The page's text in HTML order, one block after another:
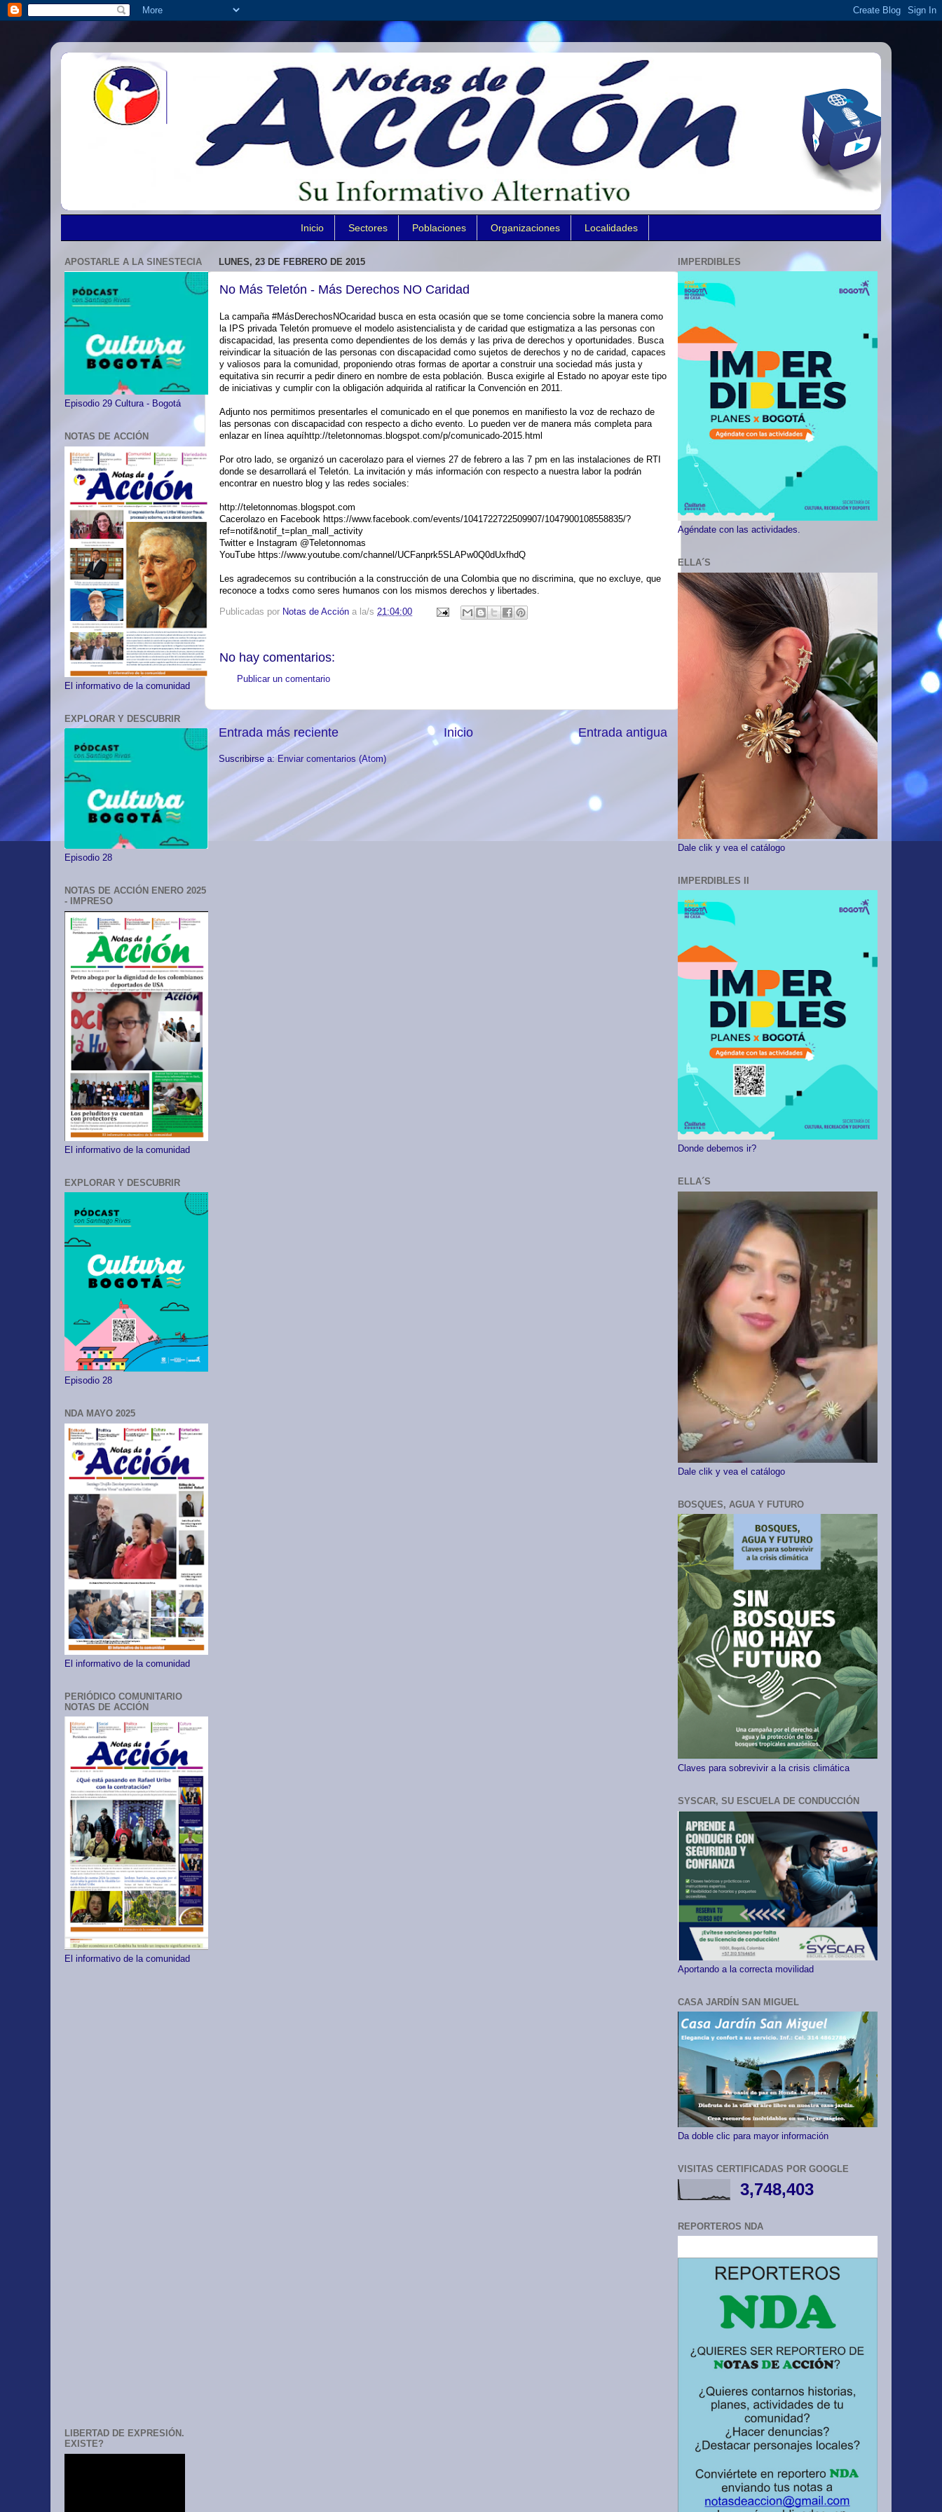
Inicio Sectores Poblaciones Organizaciones Localidades
LUNES, 23 DE FEBRERO DE 2015
No Más Teletón - Más Derechos NO Caridad
La campaña #MásDerechosNOcaridad busca en esta ocasión que se tome conciencia sobre la manera como
la IPS privada Teletón promueve el modelo asistencialista y de caridad que estigmatiza a las personas con
discapacidad, las presenta como dependientes de los demás y las priva de derechos y oportunidades. Busca
reivindicar la situación de las personas con discapacidad como sujetos de derechos y no de caridad, capaces
y valiosos para la comunidad, proponiendo otras formas de aportar a construir una sociedad más justa y
equitativa sin recurrir a pedir dinero en nombre de esta población. Busca exigirle al Estado no apoyar este tipo
de iniciativas y cumplir con la obligación adquirida al ratificar la Convención en 2011.
Adjunto nos permitimos presentarles el comunicado en el que ponemos en manifiesto la voz de rechazo de
las personas con discapacidad con respecto a dicho evento. Lo pueden ver de manera más completa para
enlazar en línea aquíhttp://teletonnomas.blogspot.com/p/comunicado-2015.html
Por otro lado, se organizó un cacerolazo para el viernes 27 de febrero a las 7 pm en las instalaciones de RTI
donde se desarrollará el Teletón. La invitación y más información con respecto a nuestra labor la podrán
encontrar en nuestro blog y las redes sociales:
http://teletonnomas.blogspot.com
Cacerolazo en Facebook https://www.facebook.com/events/1041722722509907/1047900108558835/?
ref=notif&notif_t=plan_ mall_activity
Twitter e Instagram @Teletonnomas
YouTube https://www.youtube.com/channe l/UCFanprk5SLAPw0Q0dUxfhdQ
Les agradecemos su contribución a la construcción de una Colombia que no discrimina, que no excluye, que
reconoce a todxs como seres humanos con los mismos derechos y libertades.
Publicadas por Notas de Acción a la/s 21:04:00
No hay comentarios:
Publicar un comentario
Entrada más reciente Entrada antigua
Inicio
Suscribirse a:Enviar comentarios (Atom)
APOSTARLE A LA SINESTECIA
Episodio 29 Cultura - Bogotá
NOTAS DE ACCIÓN
El informativo de la comunidad
EXPLORAR Y DESCUBRIR
Episodio 28
NOTAS DE ACCIÓN ENERO 2025
- IMPRESO
El informativo de la comunidad
EXPLORAR Y DESCUBRIR
Episodio 28
NDA MAYO 2025
El informativo de la comunidad
PERIÓDICO COMUNITARIO
NOTAS DE ACCIÓN
El informativo de la comunidad
LIBERTAD DE EXPRESIÓN.
EXISTE?
IMPERDIBLES
Agéndate con las actividades.
ELLA´S
Dale clik y vea el catálogo
IMPERDIBLES II
Donde debemos ir?
ELLA´S
Dale clik y vea el catálogo
BOSQUES, AGUA Y FUTURO
Claves para sobrevivir a la crisis climática
SYSCAR, SU ESCUELA DE CONDUCCIÓN
Aportando a la correcta movilidad
CASA JARDÍN SAN MIGUEL
Da doble clic para mayor información
VISITAS CERTIFICADAS POR GOOGLE
3,748,403
REPORTEROS NDA